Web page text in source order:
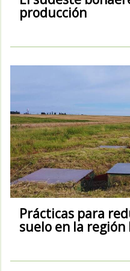
producción
Prácticas para
suelo en la región